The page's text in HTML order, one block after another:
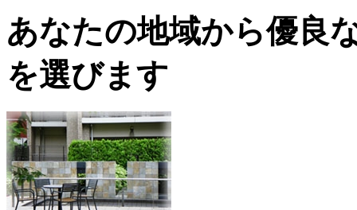
あなたの地域から優良
を選びます